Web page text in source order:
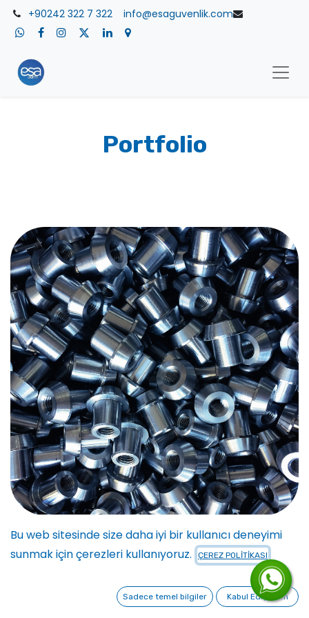
+90242 322 7 322 ​info@esaguvenlik.com
Portfolio
Antalya'da aradığınız tüm Metal lazer sac kesim
işlerinizi almak ve süreci işletmek istiyoruz.
Bu web sitesinde size daha iyi bir kullanıcı deneyimi
sunmak için çerezleri kullanıyoruz.
ÇEREZ POLİTİKASI
Sadece temel bilgiler Kabul Ediyorum